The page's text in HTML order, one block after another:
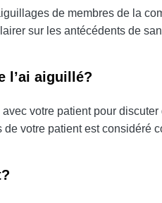
de membres de la
sur les antécédents de
l’ai aiguillé?
votre patient pour
votre patient est considéré